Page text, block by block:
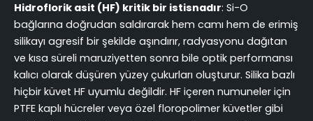
Hidroflorik asit (HF) kritik bir istisnadır: Si-O
bağlarına doğrudan saldırarak hem camı hem de erimiş
silikayı agresif bir şekilde aşındırır, radyasyonu dağıtan
ve kısa süreli maruziyetten sonra bile optik performansı
kalıcı olarak düşüren yüzey çukurları oluşturur. Silika bazlı
hiçbir küvet HF uyumlu değildir. HF içeren numuneler için
PTFE kaplı hücreler veya özel floropolimer küvetler gibi